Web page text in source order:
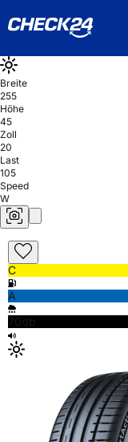
Breite
255
Höhe
45
Zoll
20
Last
105
Speed
W
C
A
70db